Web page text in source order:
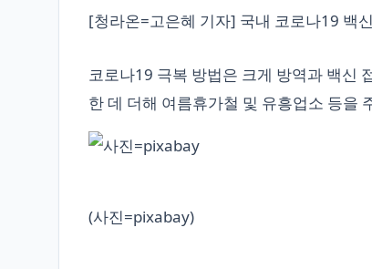
[청라온=고은혜 기자] 국내 코로나19 백
코로나19 극복 방법은 크게 방역과 백신
한 데 더해 여름휴가철 및 유흥업소 등을
(사진=pixabay)